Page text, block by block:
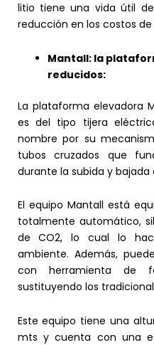
litio tiene una vida útil
reducción en los costos
Mantall: la
reducidos:
La plataforma elevadora
es del tipo tijera
nombre por su
tubos cruzados que
durante la subida y
El equipo Mantall está
totalmente automático,
de CO2, lo cual lo
ambiente. Además,
con herramienta de
sustituyendo los
Este equipo tiene una
mts y cuenta con una